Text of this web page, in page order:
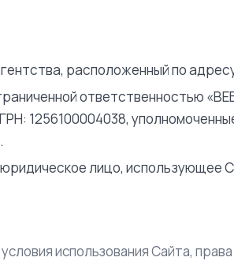
расположенный по
ответственностью
1256100004038,
лицо, использующее
использования Сайта, права